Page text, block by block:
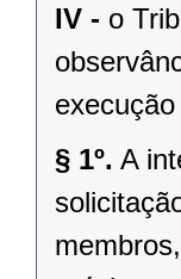
IV - o
§ 1º. A